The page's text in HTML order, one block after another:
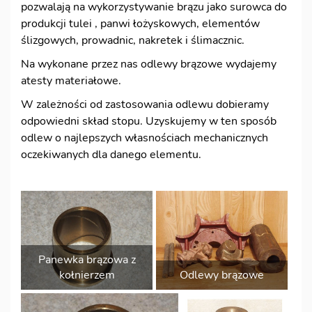
WAŁKI, TULEJE, PANEWKI I ŁOŻYSKA ŚLIZGOWE ORAZ
ŚLIMACZNICE
ELEMENTY MASZYN I URZĄDZEŃ
ODLEWY CZĘŚCI DO POJAZDÓW ZABYTKOWYCH
LITERY I CYFRY MOSIĘŻNE
STATUETKI
MODELE ODLEWNICZE 3D
STOPY METALI
GALERIA
pozwalają na wykorzystywanie brązu jako surowca do
produkcji tulei , panwi łożyskowych, elementów
ślizgowych, prowadnic, nakretek i ślimacznic.
Na wykonane przez nas odlewy brązowe wydajemy
atesty materiałowe.
W zależności od zastosowania odlewu dobieramy
odpowiedni skład stopu. Uzyskujemy w ten sposób
odlew o najlepszych własnościach mechanicznych
oczekiwanych dla danego elementu.
Panewka brązowa z
kołnierzem
Odlewy brązowe